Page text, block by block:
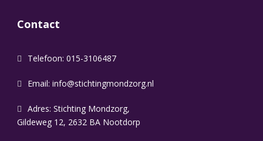
Contact
Telefoon: 015-3106487
Email: info@stichtingmondzorg.nl
Adres: Stichting Mondzorg,
Gildeweg 12, 2632 BA Nootdorp